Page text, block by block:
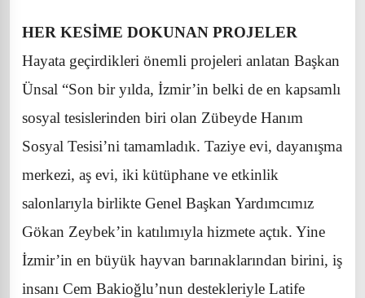
HER KESİME DOKUNAN PROJELER
Hayata geçirdikleri önemli projeleri anlatan Başkan
Ünsal “Son bir yılda, İzmir’in belki de en kapsamlı
sosyal tesislerinden biri olan Zübeyde Hanım
Sosyal Tesisi’ni tamamladık. Taziye evi, dayanışma
merkezi, aş evi, iki kütüphane ve etkinlik
salonlarıyla birlikte Genel Başkan Yardımcımız
Gökan Zeybek’in katılımıyla hizmete açtık. Yine
İzmir’in en büyük hayvan barınaklarından birini, iş
insanı Cem Bakioğlu’nun destekleriyle Latife